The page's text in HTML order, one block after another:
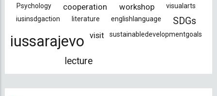
Psychology
cooperation workshop
visualarts
iusinsdgaction
literature englishlanguage SDGs
iussarajevo visit sustainabledevelopmentgoals
lecture